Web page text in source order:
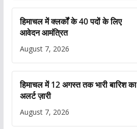
हिमाचल में क्लर्कों के 40 पदों के लिए
आवेदन आमंत्रित
August 7, 2026
हिमाचल में 12 अगस्त तक भारी बारिश का
अलर्ट ज़ारी
August 7, 2026